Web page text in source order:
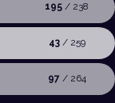
195 / 238
43/ 259
97 / 264